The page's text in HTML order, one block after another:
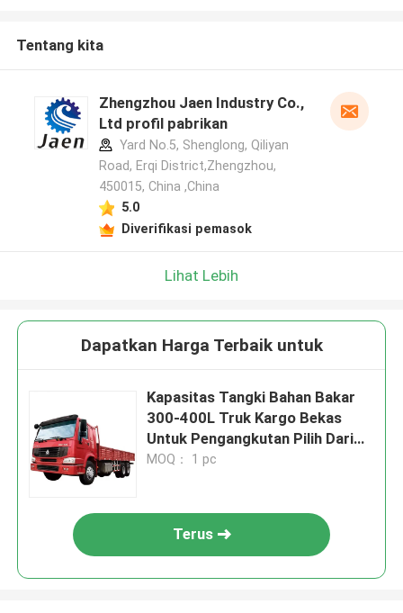
Tentang kita
Zhengzhou Jaen Industry Co.,
Ltd profil pabrikan
Yard No.5, Shenglong, Qiliyan
Road, Erqi District,Zhengzhou,
450015, China ,China
5.0
Diverifikasi pemasok
Lihat Lebih
Dapatkan Harga Terbaik untuk
Kapasitas Tangki Bahan Bakar
300-400L Truk Kargo Bekas
Untuk Pengangkutan Pilih Dari
Berbagai Model
MOQ： 1 pc
Terus